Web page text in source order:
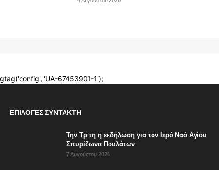
ΕΠΙΛΟΓΈΣ ΣΥΝΤΆΚΤΗ
Την Τρίτη η εκδήλωση για τον Ιερό Ναό Αγίου
Σπυρίδωνα Πουλάτων
7 Αυγούστου 2026